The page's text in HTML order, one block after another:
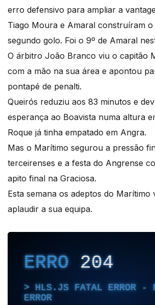
erro defensivo para ampliar a
Tiago Moura e Amaral construíram o
segundo golo. Foi o 9º de Amaral
O árbitro João Branco viu o capitão
com a mão na sua área e apontou
pontapé de penalti.
Queirós reduziu aos 83 minutos e
esperança ao Boavista numa altura
Roque já tinha empatado em Angra.
Mas o Marítimo segurou a pressão
terceirenses e a festa do Angrense
apito final na Graciosa.
Esta semana os adeptos do Marítimo
aplaudir a sua equipa.